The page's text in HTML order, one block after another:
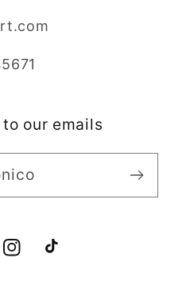
our emails
InstagramTikTok